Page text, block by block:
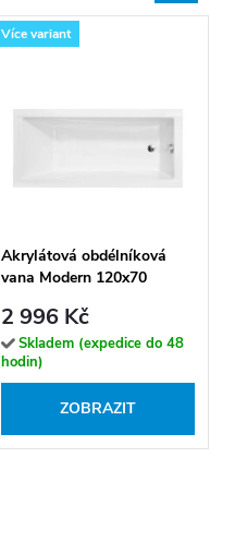
Více variant
Akrylátová obdélníková
vana Modern 120x70
160x70, 170x70, 180x80)
2 996 Kč
Skladem (expedice do 48
hodin)
ZOBRAZIT